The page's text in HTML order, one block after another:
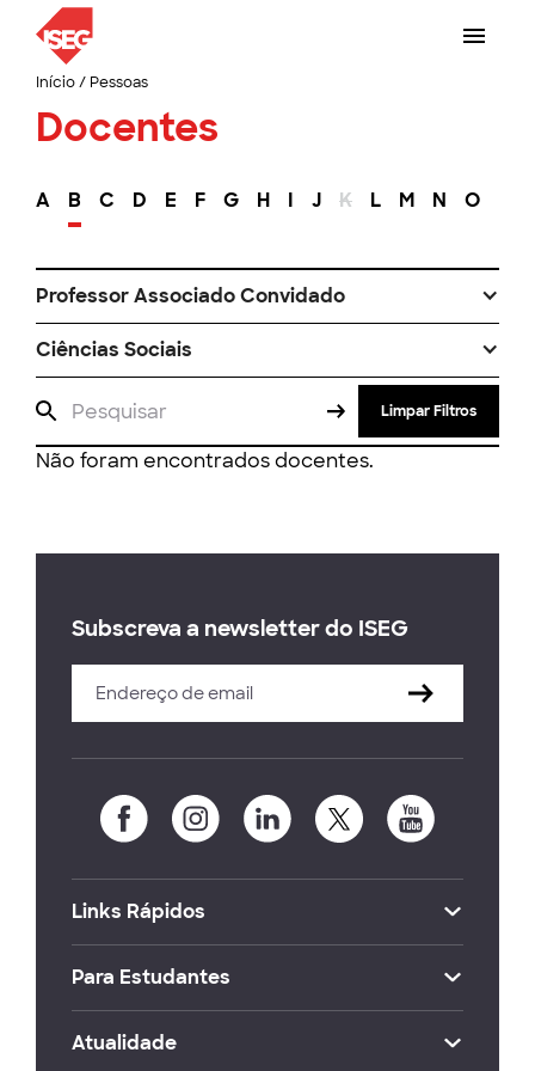
Início/ Pessoas
Docentes
A B C D E F G H I J K L M N O
Professor Associado Convidado
Ciências Sociais
Limpar Filtros
Não foram encontrados docentes.
Subscreva a newsletter do ISEG
Links Rápidos
Para Estudantes
Atualidade